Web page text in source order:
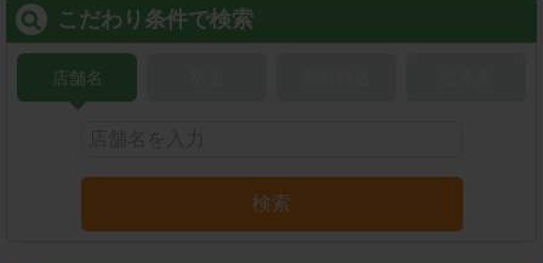
こだわり条件で検索
店舗名
検索